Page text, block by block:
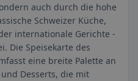
auch durch die hohe
Schweizer Küche,
internationale Gerichte -
Die Speisekarte des
eine breite Palette an
Desserts, die mit